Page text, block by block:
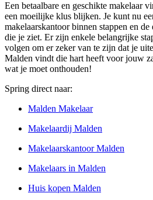
Een betaalbare en geschikte makelaar
een moeilijke klus blijken. Je kunt nu
makelaarskantoor binnen stappen en de
die je ziet. Er zijn enkele belangrijke
volgen om er zeker van te zijn dat je
Malden vindt die hart heeft voor jouw
wat je moet onthouden!
Spring direct naar:
Malden Makelaar
Makelaardij Malden
Makelaarskantoor Malden
Makelaars in Malden
Huis kopen Malden